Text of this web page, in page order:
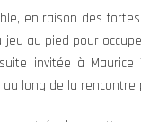
en raison des
au pied pour
invitée à
long de la rencontre